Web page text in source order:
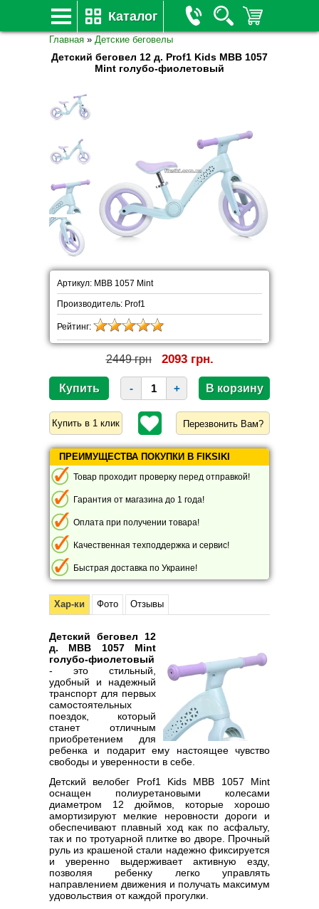
Каталог
Главная » Детские беговелы
Детский беговел 12 д. Prof1 Kids MBB 1057
Mint голубо-фиолетовый
Артикул: MBB 1057 Mint
Производитель: Prof1
Рейтинг:
2449 грн 2093 грн.
- +
Перезвонить Вам?
ПРЕИМУЩЕСТВА ПОКУПКИ В FIKSIKI
Товар проходит проверку перед отправкой!
Гарантия от магазина до 1 года!
Оплата при получении товара!
Качественная техподдержка и сервис!
Быстрая доставка по Украине!
Хар-ки Фото Отзывы
Детский беговел 12
д. MBB 1057 Mint
голубо-фиолетовый
- это стильный,
удобный и надежный
транспорт для первых
самостоятельных
поездок, который
станет отличным
приобретением для
ребенка и подарит ему настоящее чувство
свободы и уверенности в себе.
Детский велобег Prof1 Kids MBB 1057 Mint
оснащен полиуретановыми колесами
диаметром 12 дюймов, которые хорошо
амортизируют мелкие неровности дороги и
обеспечивают плавный ход как по асфальту,
так и по тротуарной плитке во дворе. Прочный
руль из крашеной стали надежно фиксируется
и уверенно выдерживает активную езду,
позволяя ребенку легко управлять
направлением движения и получать максимум
удовольствия от каждой прогулки.